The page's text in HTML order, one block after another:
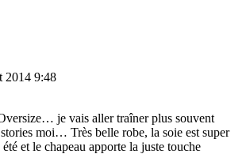
2014 9:48
je vais aller traîner plus souvent
moi… Très belle robe, la soie est super
et le chapeau apporte la juste touche